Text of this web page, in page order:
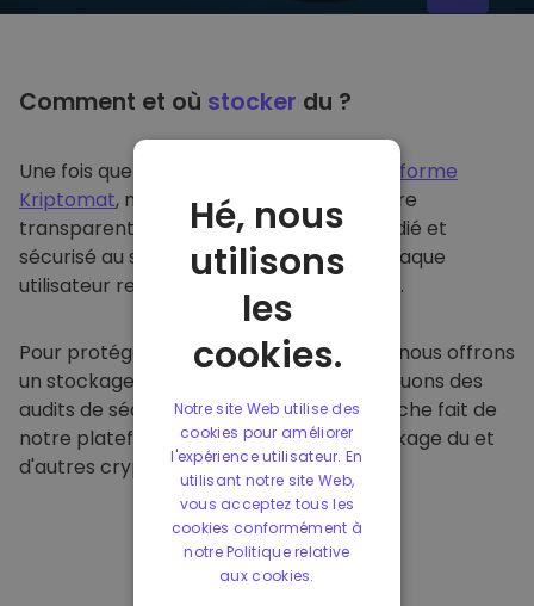
Comment et où stocker du ?
Une fois que vous achetez du sur
la plateforme
Kriptomat, nous le transférons de manière
transparente dans votre portefeuille dédié et
sécurisé au sein de notre plateforme. Chaque
utilisateur reçoit un portefeuille individuel.
Pour protéger nos clients et leurs fonds, nous offrons
un stockage hors ligne sécurisé et effectuons des
audits de sécurité réguliers. Cette approche fait de
notre plateforme un refuge pour le stockage du et
d'autres crypto-monnaies.
Hé, nous
utilisons
les
cookies.
Notre site Web utilise des
cookies pour améliorer
l'expérience utilisateur. En
utilisant notre site Web,
vous acceptez tous les
cookies conformément à
notre Politique relative
aux cookies.